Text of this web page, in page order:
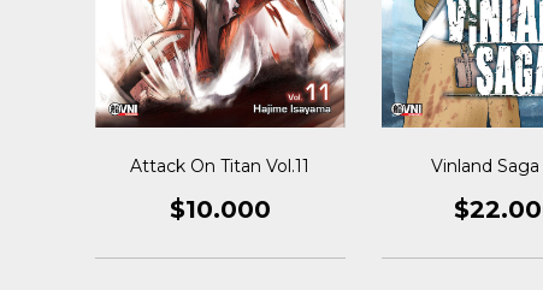
Attack On Titan Vol.11
$10.000
Vinland Saga